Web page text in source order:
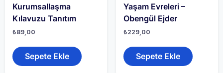
Kurumsallaşma
Kılavuzu Tanıtım
₺89,00
Sepete Ekle
Yaşam Evreleri –
Obengül Ejder
₺229,00
Sepete Ekle